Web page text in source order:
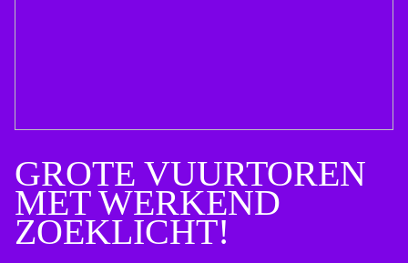
GROTE VUURTOREN
MET WERKEND
ZOEKLICHT!